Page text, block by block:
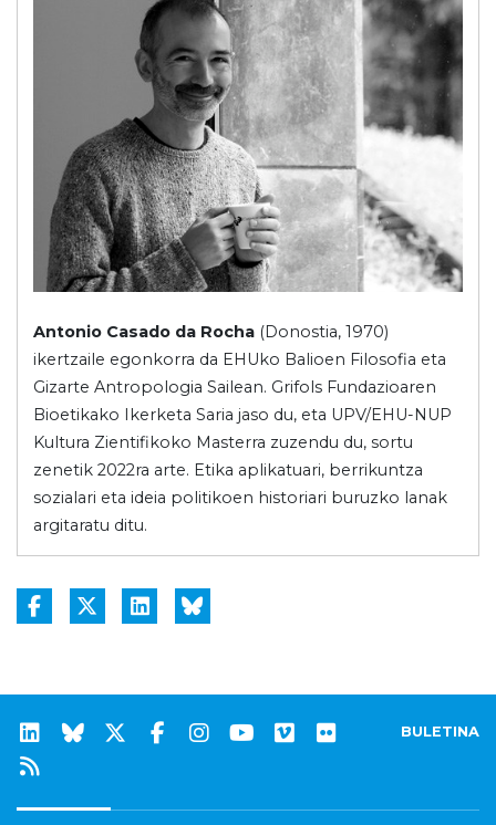
Antonio Casado da Rocha (Donostia, 1970)
ikertzaile egonkorra da EHUko Balioen Filosofia eta
Gizarte Antropologia Sailean. Grifols Fundazioaren
Bioetikako Ikerketa Saria jaso du, eta UPV/EHU-NUP
Kultura Zientifikoko Masterra zuzendu du, sortu
zenetik 2022ra arte. Etika aplikatuari, berrikuntza
sozialari eta ideia politikoen historiari buruzko lanak
argitaratu ditu.
BULETINA